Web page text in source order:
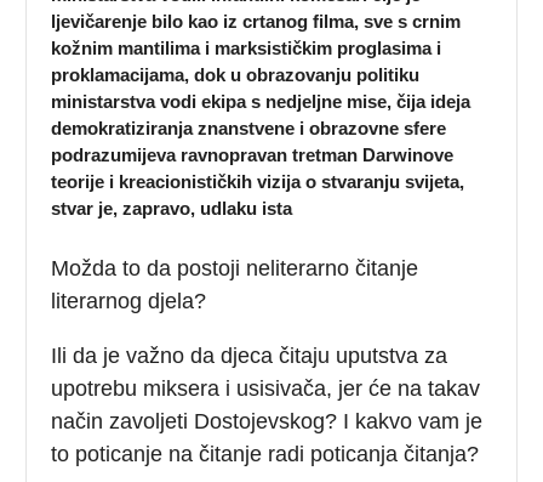
ljevičarenje bilo kao iz crtanog filma, sve s crnim
kožnim mantilima i marksističkim proglasima i
proklamacijama, dok u obrazovanju politiku
ministarstva vodi ekipa s nedjeljne mise, čija ideja
demokratiziranja znanstvene i obrazovne sfere
podrazumijeva ravnopravan tretman Darwinove
teorije i kreacionističkih vizija o stvaranju svijeta,
stvar je, zapravo, udlaku ista
Možda to da postoji neliterarno čitanje
literarnog djela?
Ili da je važno da djeca čitaju uputstva za
upotrebu miksera i usisivača, jer će na takav
način zavoljeti Dostojevskog? I kakvo vam je
to poticanje na čitanje radi poticanja čitanja?